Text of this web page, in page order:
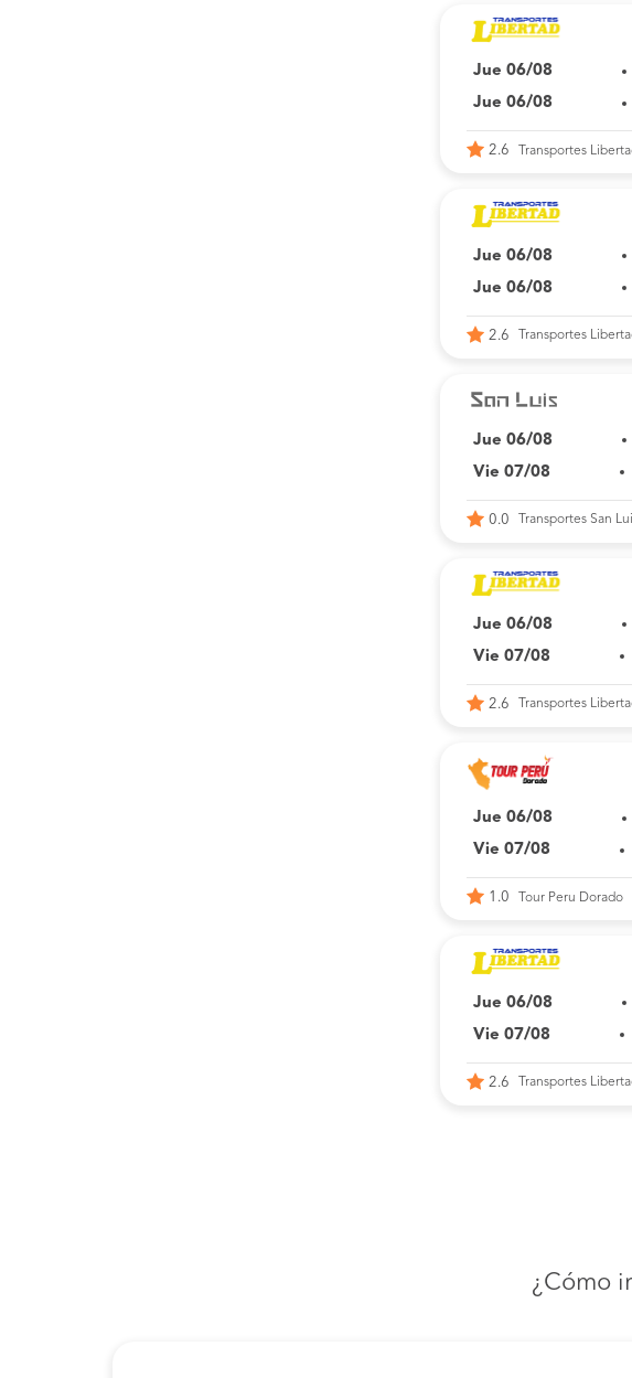
Jue 06/08
Jue 06/08
2.6 Transportes
Jue 06/08
Jue 06/08
2.6 Transportes
Jue 06/08
Vie 07/08
0.0 Transportes San
Jue 06/08
Vie 07/08
2.6 Transportes
Jue 06/08
Vie 07/08
1.0 Tour Peru Dorado
Jue 06/08
Vie 07/08
2.6 Transportes
¿Cómo ir